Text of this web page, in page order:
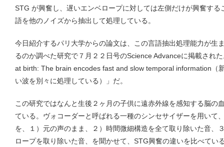
STG が興奮し、遅いエンベロープに対しては左側だけが興奮す
語を他のノイズから抽出して処理している。
今日紹介するパリ大学からの論文は、この言語抽出処理能力が生
るのか調べた研究で７月２２日号のScience Advanceに掲載され
at birth: The brain encodes fast and slow temporal information（
い波を別々に処理している）」だ。
この研究ではなんと生後２ヶ月の子供に遠赤外線を感知する脳の
ている。ヴォコーダーと呼ばれる一種のシンセサイザーを用いて
を、１）元の声のまま、２）時間微細構造を全て取り除いた音、
ロープを取り除いた音、を聞かせて、STG興奮の違いを比べてい